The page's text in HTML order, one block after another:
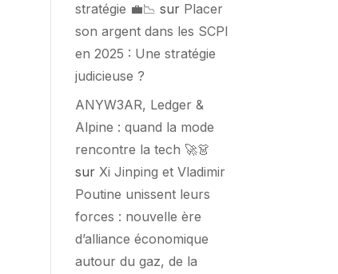
stratégie 💼📉 sur Placer
son argent dans les SCPI
en 2025 : Une stratégie
judicieuse ?
ANYW3AR, Ledger &
Alpine : quand la mode
rencontre la tech 🚀👗
surXi Jinping et Vladimir
Poutine unissent leurs
forces : nouvelle ère
d’alliance économique
autour du gaz, de la